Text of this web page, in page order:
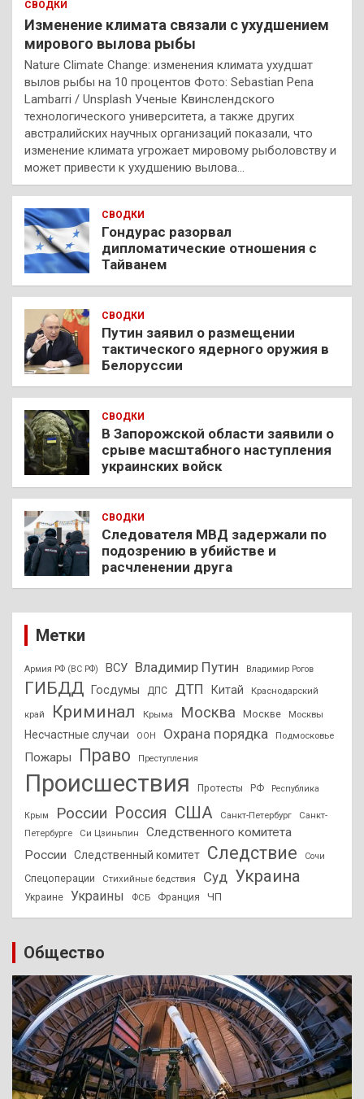
СВОДКИ
Изменение климата связали с ухудшением
мирового вылова рыбы
Nature Climate Change: изменения климата ухудшат
вылов рыбы на 10 процентов Фото: Sebastian Pena
Lambarri / Unsplash Ученые Квинслендского
технологического университета, а также других
австралийских научных организаций показали, что
изменение климата угрожает мировому рыболовству и
может привести к ухудшению вылова…
СВОДКИ
Гондурас разорвал
дипломатические отношения с
Тайванем
СВОДКИ
Путин заявил о размещении
тактического ядерного оружия в
Белоруссии
СВОДКИ
В Запорожской области заявили о
срыве масштабного наступления
украинских войск
СВОДКИ
Следователя МВД задержали по
подозрению в убийстве и
расчленении друга
Метки
Армия РФ (ВС РФ) ВСУ Владимир Путин Владимир Рогов
ГИБДД Госдумы ДПС ДТП Китай Краснодарский
край Криминал Крыма Москва Москве Москвы
Несчастные случаи ООН Охрана порядка Подмосковье
Пожары Право Преступления
Происшествия Протесты РФ Республика
Крым России Россия США Санкт-Петербург
Санкт-
Петербурге
Си Цзиньпин
Следственного комитета
России
Следственный комитет Следствие Сочи
Спецоперации Стихийные бедствия Суд Украина
Украине Украины ФСБ Франция ЧП
Общество